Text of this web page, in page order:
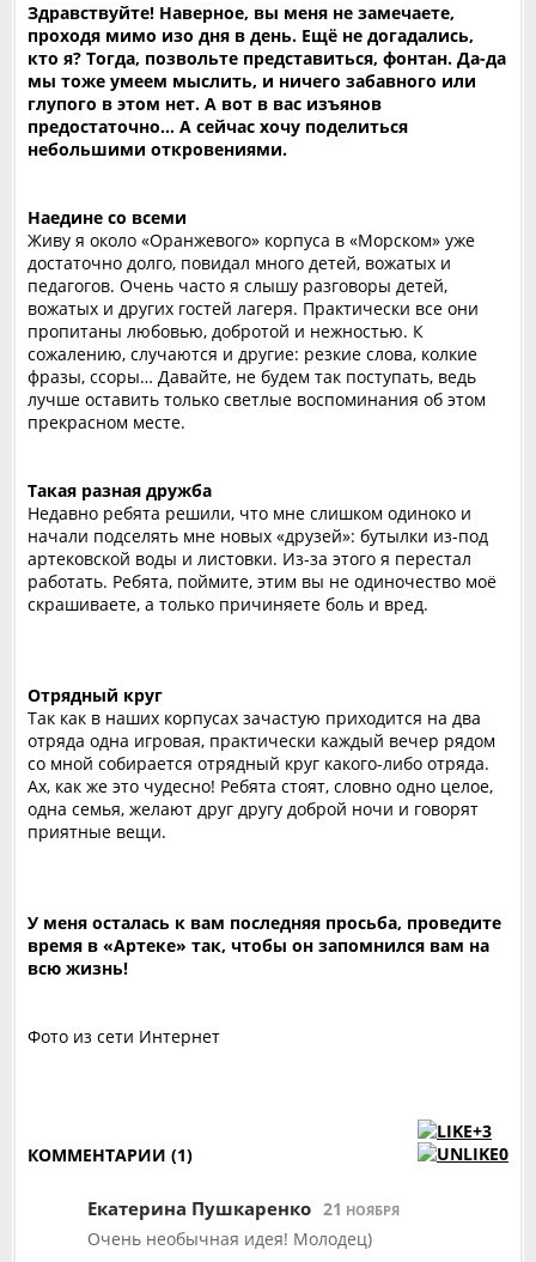
Здравствуйте! Наверное, вы меня не замечаете,
проходя мимо изо дня в день. Ещё не догадались,
кто я? Тогда, позвольте представиться, фонтан. Да-да
мы тоже умеем мыслить, и ничего забавного или
глупого в этом нет. А вот в вас изъянов
предостаточно… А сейчас хочу поделиться
небольшими откровениями.
Наедине со всеми
Живу я около «Оранжевого» корпуса в «Морском» уже
достаточно долго, повидал много детей, вожатых и
педагогов. Очень часто я слышу разговоры детей,
вожатых и других гостей лагеря. Практически все они
пропитаны любовью, добротой и нежностью. К
сожалению, случаются и другие: резкие слова, колкие
фразы, ссоры… Давайте, не будем так поступать, ведь
лучше оставить только светлые воспоминания об этом
прекрасном месте.
Такая разная дружба
Недавно ребята решили, что мне слишком одиноко и
начали подселять мне новых «друзей»: бутылки из-под
артековской воды и листовки. Из-за этого я перестал
работать. Ребята, поймите, этим вы не одиночество моё
скрашиваете, а только причиняете боль и вред.
Отрядный круг
Так как в наших корпусах зачастую приходится на два
отряда одна игровая, практически каждый вечер рядом
со мной собирается отрядный круг какого-либо отряда.
Ах, как же это чудесно! Ребята стоят, словно одно целое,
одна семья, желают друг другу доброй ночи и говорят
приятные вещи.
У меня осталась к вам последняя просьба, проведите
время в «Артеке» так, чтобы он запомнился вам на
всю жизнь!
Фото из сети Интернет
+3
0
КОММЕНТАРИИ (1)
Екатерина Пушкаренко 21 НОЯБРЯ
Очень необычная идея! Молодец)